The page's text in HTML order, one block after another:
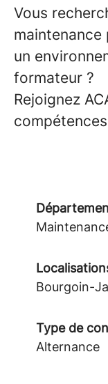
Vous
un
formateur ?
Rejoignez
Bourgoin-
Type de
Alternance